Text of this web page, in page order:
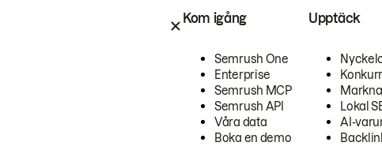
Kom igång
Semrush One
Enterprise
Semrush MCP
Semrush API
Våra data
Boka en demo
Upptäck
Lokal
AI-